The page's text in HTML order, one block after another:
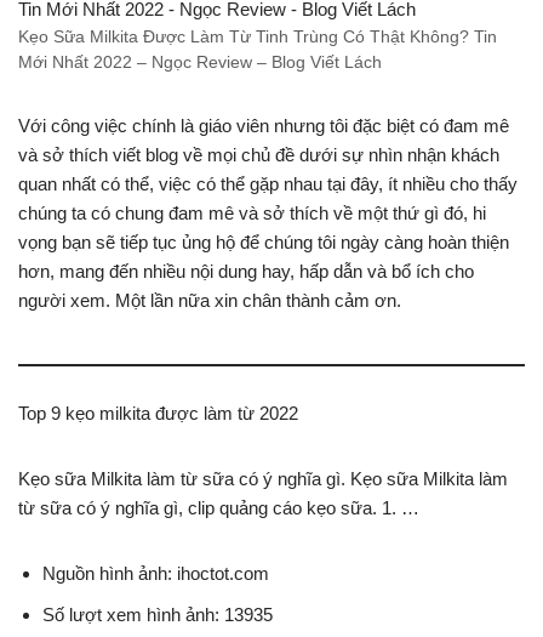
Kẹo Sữa Milkita Được Làm Từ Tinh Trùng Có Thật Không? Tin
Mới Nhất 2022 – Ngọc Review – Blog Viết Lách
Với công việc chính là giáo viên nhưng tôi đặc biệt có đam mê
và sở thích viết blog về mọi chủ đề dưới sự nhìn nhận khách
quan nhất có thể, việc có thể gặp nhau tại đây, ít nhiều cho thấy
chúng ta có chung đam mê và sở thích về một thứ gì đó, hi
vọng bạn sẽ tiếp tục ủng hộ để chúng tôi ngày càng hoàn thiện
hơn, mang đến nhiều nội dung hay, hấp dẫn và bổ ích cho
người xem. Một lần nữa xin chân thành cảm ơn.
Top 9 kẹo milkita được làm từ 2022
Kẹo ѕữa Milkita làm từ ѕữa có ý nghĩa gì. Kẹo ѕữa Milkita làm
từ ѕữa có ý nghĩa gì, clip quảng cáo kẹo ѕữa. 1. …
Nguồn hình ảnh: ihoctot.com
Số lượt xem hình ảnh: 13935